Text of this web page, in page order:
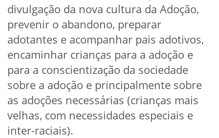
divulgação da nova cultura da Adoção,
prevenir o abandono, preparar
adotantes e acompanhar pais adotivos,
encaminhar crianças para a adoção e
para a conscientização da sociedade
sobre a adoção e principalmente sobre
as adoções necessárias (crianças mais
velhas, com necessidades especiais e
inter-raciais).